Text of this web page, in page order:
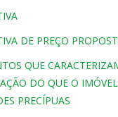
DE PREÇO
QUE
DO QUE O
PRECÍPUAS